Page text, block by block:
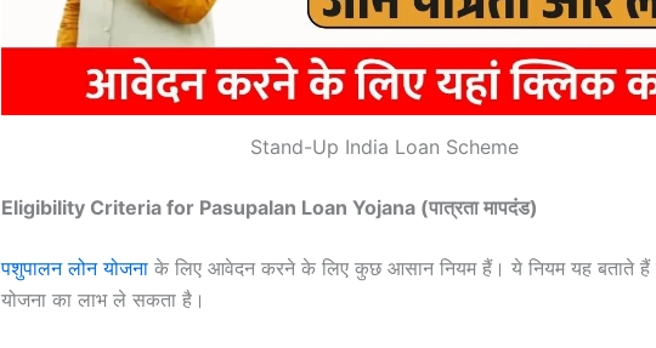
Stand-Up India Loan Scheme
Eligibility Criteria for Pasupalan Loan Yojana (पात्रता मापदंड)
पशुपालन लोन योजना के लिए आवेदन करने के लिए कुछ आसान नियम हैं। ये नियम यह बताते हैं
योजना का लाभ ले सकता है।